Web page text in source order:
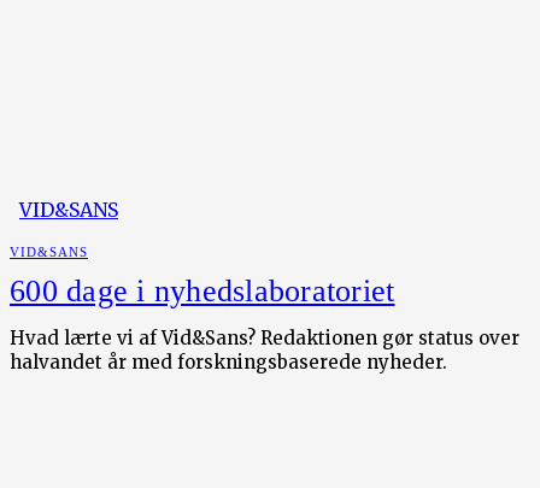
VID&SANS
VID&SANS
600 dage i nyhedslaboratoriet
Hvad lærte vi af Vid&Sans? Redaktionen gør status over
halvandet år med forskningsbaserede nyheder.